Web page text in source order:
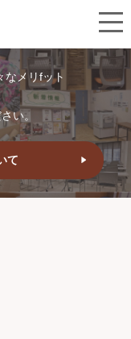
なメリfット
い。
て